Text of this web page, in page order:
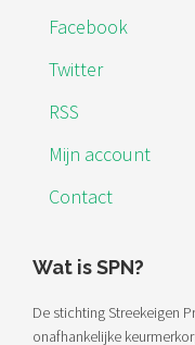
Facebook
Twitter
RSS
Mijn account
Contact
Wat is SPN?
De stichting Streekeigen
onafhankelijke